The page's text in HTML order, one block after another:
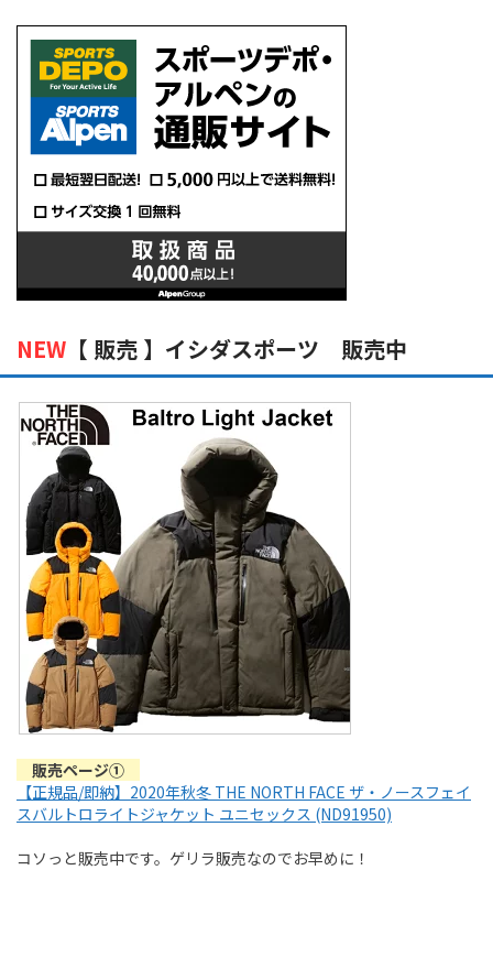
NEW 【 販売 】イシダスポーツ 販売中
販売ページ①
【正規品/即納】2020年秋冬 THE NORTH FACE ザ・ノースフェイ
スバルトロライトジャケット ユニセックス (ND91950)
コソっと販売中です。ゲリラ販売なのでお早めに！